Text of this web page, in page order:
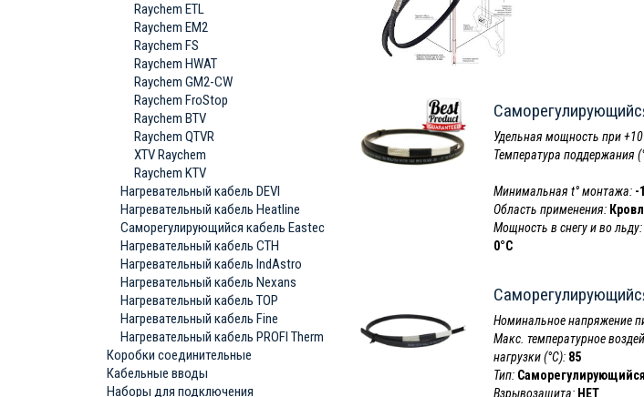
Raychem ETL
Raychem EM2
Raychem FS
Raychem HWAT
Raychem GM2-CW
Raychem FroStop
Raychem BTV
Raychem QTVR
XTV Raychem
Raychem KTV
Нагревательный кабель DEVI
Нагревательный кабель Heatline
Саморегулирующийся кабель Eastec
Нагревательный кабель СТН
Нагревательный кабель IndAstro
Нагревательный кабель Nexans
Нагревательный кабель ТОР
Нагревательный кабель Fine
Нагревательный кабель PROFI Therm
Коробки соединительные
Кабельные вводы
Наборы для подключения
Удельная мощность при
Температура поддержания
Минимальная t° монтажа: -
Область применения:
Мощность в снегу и во льду:
0°C
Номинальное напряжение
Макс. температурное
нагрузки (°С): 85
Тип: Саморегулирующийся
Взрывозащита: НЕТ